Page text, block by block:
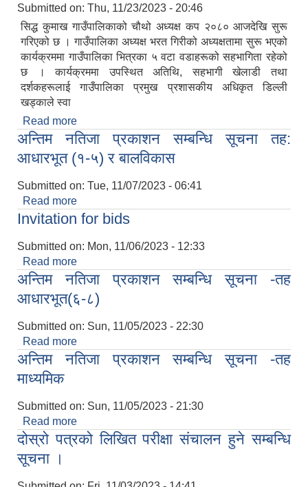
Submitted on: Thu, 11/23/2023 - 20:46
सिद्ध कुमाख गाउँपालिकाको चौथो अध्यक्ष कप २०८० आजदेखि सुरू
गरिएको छ । गाउँपालिका अध्यक्ष भरत गिरीको अध्यक्षतामा सुरू भएको
कार्यक्रममा गाउँपालिका भित्रका ५ वटा वडाहरूको सहभागिता रहेको
छ । कार्यक्रममा उपस्थित अतिथि, सहभागी खेलाडी तथा
दर्शकहरूलाई गाउँपालिका प्रमुख प्रशासकीय अधिकृत डिल्ली
खड्काले स्वा
Read more
को उद्घाटन
अन्तिम नतिजा प्रकाशन सम्बन्धि सूचना तह:
आधारभूत (१-५) र बालविकास
Submitted on: Tue, 11/07/2023 - 06:41
Read more
आधारभूत (१-५) र बालविकास
Invitation for bids
Submitted on: Mon, 11/06/2023 - 12:33
Read more
अन्तिम नतिजा प्रकाशन सम्बन्धि सूचना -तह
आधारभूत(६-८)
Submitted on: Sun, 11/05/2023 - 22:30
Read more
आधारभूत(६-८)
अन्तिम नतिजा प्रकाशन सम्बन्धि सूचना -तह
माध्यमिक
Submitted on: Sun, 11/05/2023 - 21:30
Read more
माध्यमिक
दोस्रो पत्रको लिखित परीक्षा संचालन हुने सम्बन्धि
सूचना ।